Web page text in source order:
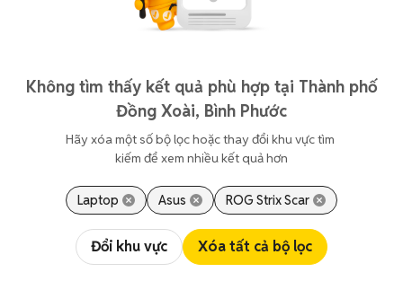
Không tìm thấy kết quả phù hợp tại Thành phố
Đồng Xoài, Bình Phước
Hãy xóa một số bộ lọc hoặc thay đổi khu vực tìm
kiếm để xem nhiều kết quả hơn
Laptop Asus ROG Strix Scar
Đổi khu vực Xóa tất cả bộ lọc